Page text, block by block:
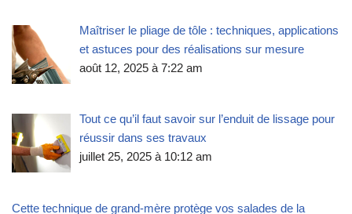
Maîtriser le pliage de tôle : techniques, applications
et astuces pour des réalisations sur mesure
août 12, 2025 à 7:22 am
Tout ce qu’il faut savoir sur l’enduit de lissage pour
réussir dans ses travaux
juillet 25, 2025 à 10:12 am
Cette technique de grand-mère protège vos salades de la